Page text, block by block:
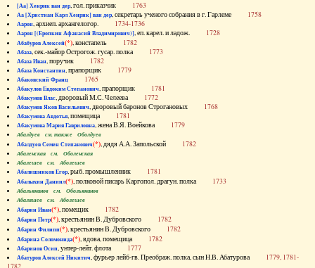
[Аа] Хенрик ван дер, гол. приказчик 1763
Аа [Христиан Карл Хенрик] ван дер, секретарь ученого собрания в г. Гарлеме 1758
Аарон, архиеп. архангелогор. 1734-1736
Аарон [(Еропкин Афанасий Владимирович)], еп. карел. и ладож. 1728
Абабуров Алексей(*), констапель 1782
Абаза, сек.-майор Острогож. гусар. полка 1773
Абаза Иван, поручик 1782
Абаза Константин, прапорщик 1779
Абаковский Франц 1765
Абакулов Евдоким Степанович, прапорщик 1781
Абакумов Влас, дворовый М.С. Челеева 1772
Абакумов Яков Васильевич, дворовый баронов Строгановых 1768
Абакумова Авдотья, помещица 1781
Абакумова Мария Гавриловна, жена В.Я. Воейкова 1779
Абалдуев см. также Оболдуев
Абалдуев Семен Степанович(*), дядя А.А. Запольской 1782
Абаленская см. Оболенская
Абалешев см. Аболешев
Абалишников Егор, рыб. промышленник 1781
Абалыхин Даниил(*), полковой писарь Каргопол. драгун. полка 1733
Абальянинов см. Обольянинов
Абаляшев см. Аболешев
Абарин Иван(*), помещик 1782
Абарин Петр(*), крестьянин В. Дубровского 1782
Абарин Филипп(*), крестьянин В. Дубровского 1782
Абарина Соломонида(*), вдова, помещица 1782
Абаринов Осип, унтер-лейт. флота 1777
Абатуров Алексей Никитич, фурьер лейб-гв. Преображ. полка, сын Н.В. Абатурова 1779, 1781-